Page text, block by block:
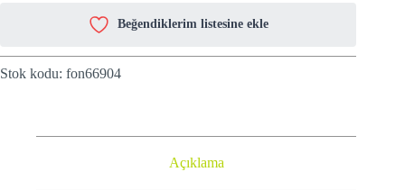
Beğendiklerim listesine ekle
Stok kodu: fon66904
Açıklama